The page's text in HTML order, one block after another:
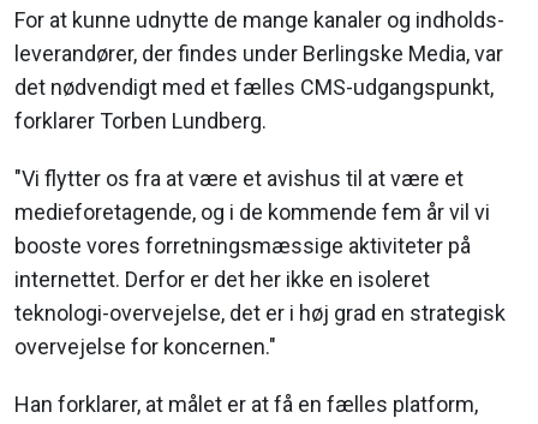
For at kunne udnytte de mange kanaler og indholds-
leverandører, der findes under Berlingske Media, var
det nødvendigt med et fælles CMS-udgangspunkt,
forklarer Torben Lundberg.
"Vi flytter os fra at være et avishus til at være et
medieforetagende, og i de kommende fem år vil vi
booste vores forretningsmæssige aktiviteter på
internettet. Derfor er det her ikke en isoleret
teknologi-overvejelse, det er i høj grad en strategisk
overvejelse for koncernen."
Han forklarer, at målet er at få en fælles platform,